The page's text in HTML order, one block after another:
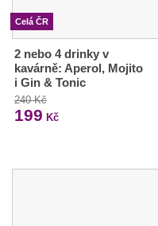
Celá ČR
2 nebo 4 drinky v
kavárně: Aperol, Mojito
i Gin & Tonic
240 Kč
199 Kč